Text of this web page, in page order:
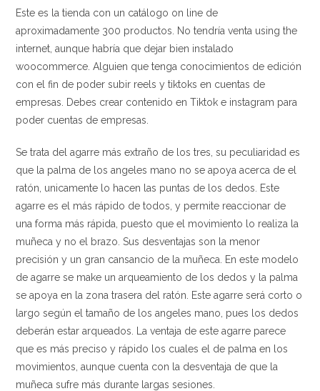
Este es la tienda con un catálogo on line de
aproximadamente 300 productos. No tendría venta using the
internet, aunque habría que dejar bien instalado
woocommerce. Alguien que tenga conocimientos de edición
con el fin de poder subir reels y tiktoks en cuentas de
empresas. Debes crear contenido en Tiktok e instagram para
poder cuentas de empresas.
Se trata del agarre más extraño de los tres, su peculiaridad es
que la palma de los angeles mano no se apoya acerca de el
ratón, unicamente lo hacen las puntas de los dedos. Este
agarre es el más rápido de todos, y permite reaccionar de
una forma más rápida, puesto que el movimiento lo realiza la
muñeca y no el brazo. Sus desventajas son la menor
precisión y un gran cansancio de la muñeca. En este modelo
de agarre se make un arqueamiento de los dedos y la palma
se apoya en la zona trasera del ratón. Este agarre será corto o
largo según el tamaño de los angeles mano, pues los dedos
deberán estar arqueados. La ventaja de este agarre parece
que es más preciso y rápido los cuales el de palma en los
movimientos, aunque cuenta con la desventaja de que la
muñeca sufre más durante largas sesiones.